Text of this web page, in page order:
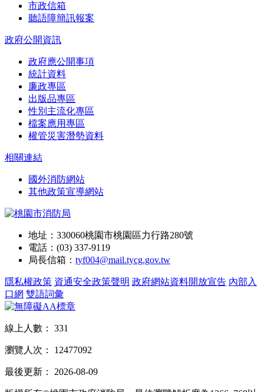
市政信箱
聽語障簡訊報案
政府公開資訊
政府應公開事項
統計資料
廉政專區
出版品專區
性別主流化專區
檔案應用專區
權管災害潛勢資料
相關連結
國外消防網站
其他政策宣導網站
地址：330060桃園市桃園區力行路280號
電話：(03) 337-9119
局長信箱： tyf004@mail.tycg.gov.tw
隱私權政策 資通安全政策聲明 政府網站資料開放宣告 內部入
口網 雙語詞彙
線上人數： 331
瀏覽人次： 12477092
最後更新： 2026-08-09